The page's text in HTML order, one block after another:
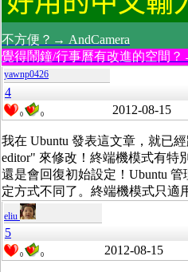
不方便？→ AndCamera
覺得鬧鐘/行事曆有改進的空間
yawnp0426
4
0 0 2012-08-15
我在 Ubuntu 發表這文章，就已
editor" 來修改！終端機模式有特
還是會回復初始設定！Ubuntu
定方式不同了。終端機模式只適
eliu
5
0 0 2012-08-15